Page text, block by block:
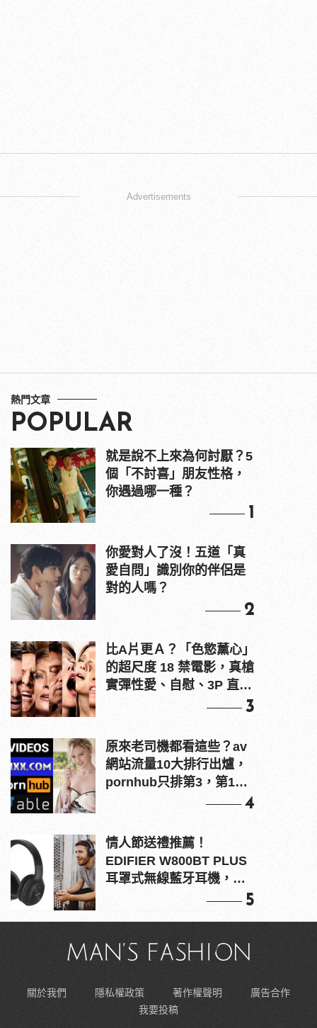
Advertisements
熱門文章
POPULAR
就是說不上來為何討厭？5
個「不討喜」朋友性格，
你遇過哪一種？
1
你愛對人了沒！五道「真
愛自問」識別你的伴侶是
對的人嗎？
2
比A片更Ａ？「色慾薰心」
的超尺度 18 禁電影，真槍
實彈性愛、自慰、3P 直接
3
原來老司機都看這些？av
網站流量10大排行出爐，
pornhub只排第3，第1名
4
情人節送禮推薦！
EDIFIER W800BT PLUS
耳罩式無線藍牙耳機，在
5
關於我們 隱私權政策 著作權聲明
廣告合作
我要投稿